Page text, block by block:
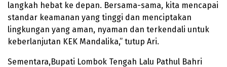
langkah hebat ke depan. Bersama-sama, kita mencapai
standar keamanan yang tinggi dan menciptakan
lingkungan yang aman, nyaman dan terkendali untuk
keberlanjutan KEK Mandalika,” tutup Ari.
Sementara,Bupati Lombok Tengah Lalu Pathul Bahri